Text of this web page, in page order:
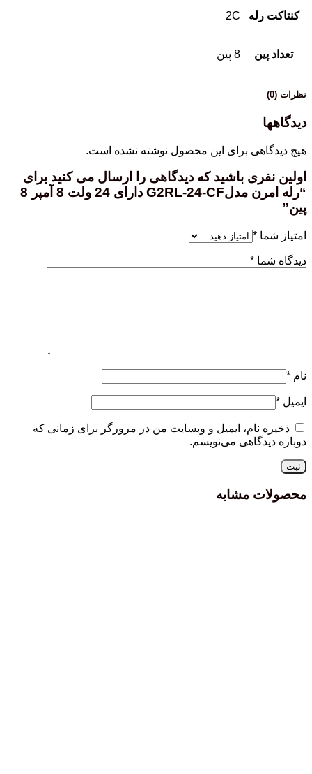
کنتاکت رله 2C
تعداد پین 8 پین
نظرات (0)
دیدگاهها
هیچ دیدگاهی برای این محصول نوشته نشده است.
اولین نفری باشید که دیدگاهی را ارسال می کنید برای
“رله امرن مدلG2RL-24-CF دارای 24 ولت 8 آمپر 8
پین”
امتیاز شما *
دیدگاه شما *
نام *
ایمیل *
ذخیره نام، ایمیل و وبسایت من در مرورگر برای زمانی که
دوباره دیدگاهی می‌نویسم.
محصولات مشابه